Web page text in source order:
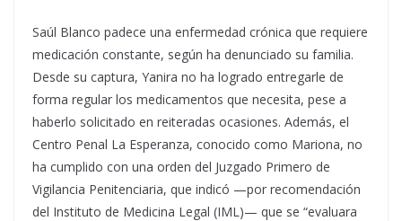
Saúl Blanco padece una enfermedad crónica que requiere
medicación constante, según ha denunciado su familia.
Desde su captura, Yanira no ha logrado entregarle de
forma regular los medicamentos que necesita, pese a
haberlo solicitado en reiteradas ocasiones. Además, el
Centro Penal La Esperanza, conocido como Mariona, no
ha cumplido con una orden del Juzgado Primero de
Vigilancia Penitenciaria, que indicó —por recomendación
del Instituto de Medicina Legal (IML)— que se “evaluara